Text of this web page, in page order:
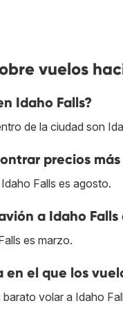
vuelos
Idaho Falls?
de la ciudad son
precios
Falls es agosto.
a Idaho
es marzo.
en el que los
volar a Idaho